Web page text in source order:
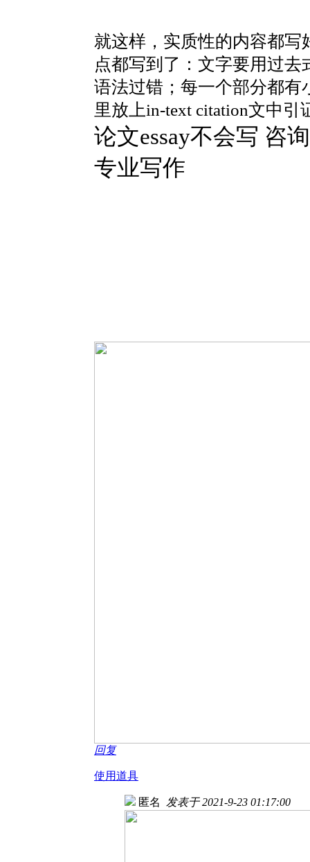
就这样，实质性的内容都
点都写到了：文字要用过
语法过错；每一个部分都有
里放上in-text citation文中引
论文essay不会写 咨
专业写作
回复
使用道具
匿名 发表于 2021-9-23 01:17:00